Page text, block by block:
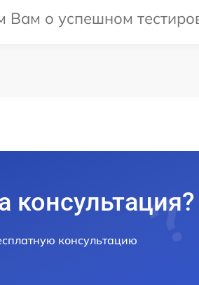
о успешном
консультация?
консультацию